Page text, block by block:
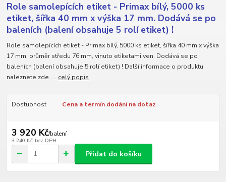
Role samolepících etiket - Primax bílý, 5000 ks
etiket, šířka 40 mm x výška 17 mm. Dodává se po
baleních (balení obsahuje 5 rolí etiket) !
Role samolepících etiket - Primax bílý, 5000 ks etiket, šířka 40 mm x výška
17 mm, průměr středu 76 mm, vinuto etiketami ven. Dodává se po
baleních (balení obsahuje 5 rolí etiket) ! Další informace o produktu
naleznete zde .... celý popis
Dostupnost Cena a termín dodání na dotaz
3 920 Kč/balení
3 240 Kč bez DPH
Přidat do košíku